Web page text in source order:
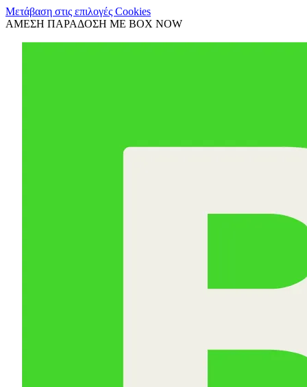
Μετάβαση στις επιλογές Cookies
ΑΜΕΣΗ ΠΑΡΑΔΟΣΗ ΜΕ BOX NOW